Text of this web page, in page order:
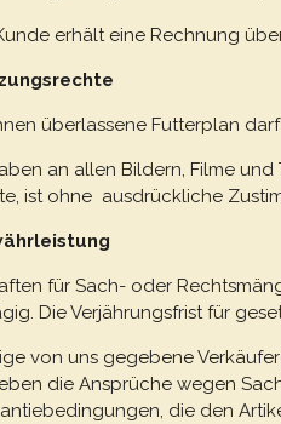
erhält eine Rechnung
überlassene Futterplan
an allen Bildern, Filme
ist ohne ausdrückliche
für Sach- oder
Die Verjährungsfrist für
von uns gegebene
die Ansprüche wegen
die den